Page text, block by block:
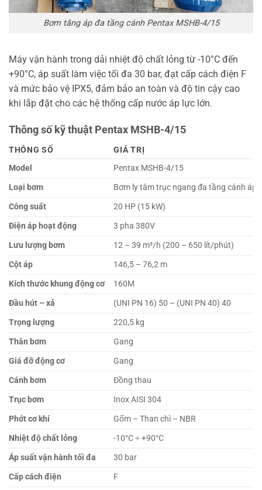
Bơm tăng áp đa tầng cánh Pentax MSHB-4/15
Máy vận hành trong dải nhiệt độ chất lỏng từ -10°C đến
+90°C, áp suất làm việc tối đa 30 bar, đạt cấp cách điện F
và mức bảo vệ IPX5, đảm bảo an toàn và độ tin cậy cao
khi lắp đặt cho các hệ thống cấp nước áp lực lớn.
Thông số kỹ thuật Pentax MSHB-4/15
THÔNG SỐ
GIÁ TRỊ
Model
Pentax MSHB-4/15
Loại bơm
Bơm ly tâm trục ngang đa tầng cánh áp
Công suất
20 HP (15 kW)
Điện áp hoạt động
3 pha 380V
Lưu lượng bơm
12 – 39 m³/h (200 – 650 lít/phút)
Cột áp
146,5 – 76,2 m
Kích thước khung động cơ
160M
Đầu hút – xả
(UNI PN 16) 50 – (UNI PN 40) 40
Trọng lượng
220,5 kg
Thân bơm
Gang
Giá đỡ động cơ
Gang
Cánh bơm
Đồng thau
Trục bơm
Inox AISI 304
Phớt cơ khí
Gốm – Than chì – NBR
Nhiệt độ chất lỏng
-10°C ÷ +90°C
Áp suất vận hành tối đa
30 bar
Cấp cách điện
F